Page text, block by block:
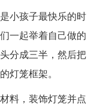
小孩子最快乐的时
一起举着自己做的
分成三半，然后把
灯笼框架。
料，装饰灯笼并点